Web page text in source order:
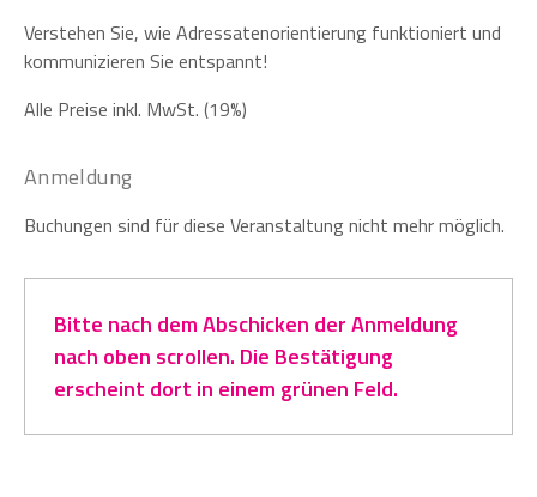
Verstehen Sie, wie Adressatenorientierung funktioniert und
kommunizieren Sie entspannt!
Alle Preise inkl. MwSt. (19%)
Anmeldung
Buchungen sind für diese Veranstaltung nicht mehr möglich.
Bitte nach dem Abschicken der Anmeldung
nach oben scrollen. Die Bestätigung
erscheint dort in einem grünen Feld.